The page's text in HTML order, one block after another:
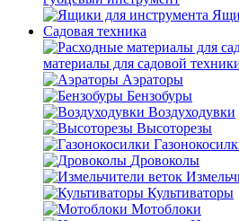
Садовая техника
материалы для садовой
Аэраторы
Бензобуры
Воздуходувки
Высоторезы
Дровоколы
Культиваторы
Мотоблоки